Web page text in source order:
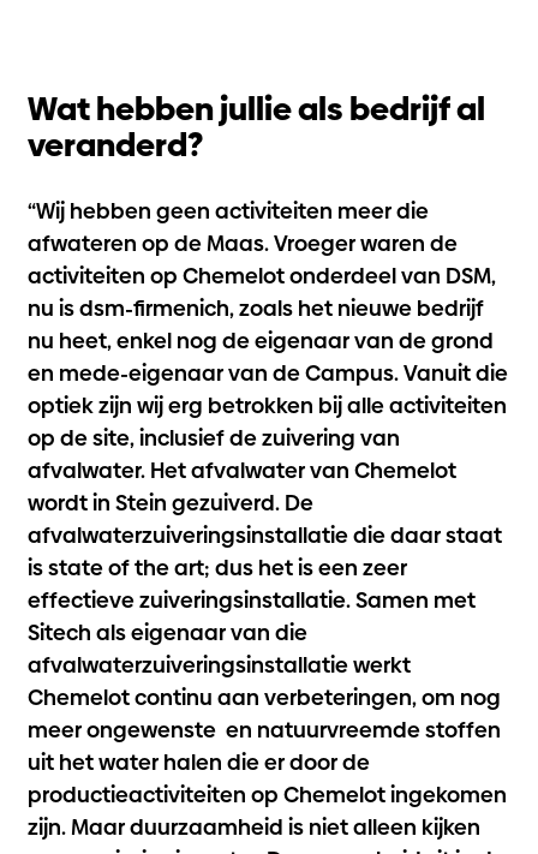
Wat hebben jullie als bedrijf al
veranderd?
“Wij hebben geen activiteiten meer die
afwateren op de Maas. Vroeger waren de
activiteiten op Chemelot onderdeel van DSM,
nu is dsm-firmenich, zoals het nieuwe bedrijf
nu heet, enkel nog de eigenaar van de grond
en mede-eigenaar van de Campus. Vanuit die
optiek zijn wij erg betrokken bij alle activiteiten
op de site, inclusief de zuivering van
afvalwater. Het afvalwater van Chemelot
wordt in Stein gezuiverd. De
afvalwaterzuiveringsinstallatie die daar staat
isstate of the art; dus het is een zeer
effectieve zuiveringsinstallatie. Samen met
Sitech als eigenaar van die
afvalwaterzuiveringsinstallatie werkt
Chemelot continu aan verbeteringen, om nog
meer ongewenste en natuurvreemde stoffen
uit het water halen die er door de
productieactiviteiten op Chemelot ingekomen
zijn. Maar duurzaamheid is niet alleen kijken